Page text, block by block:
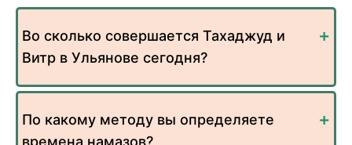
Во сколько совершается Тахаджуд и
Витр в Ульянове сегодня?
По какому методу вы определяете
времена намазов?